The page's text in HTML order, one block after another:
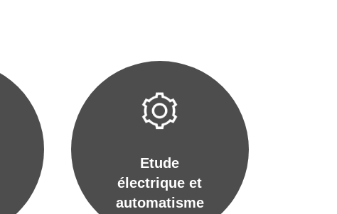
Etude
électrique et
automatisme